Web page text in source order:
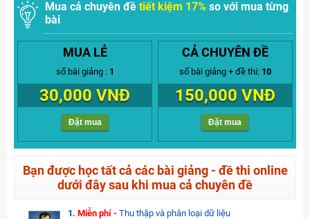
Mua cả chuyên đề tiết kiệm 17% so với mua từng
bài
MUA LẺ
số bài giảng : 1
30,000 VNĐ
Đặt mua
CẢ CHUYÊN ĐỀ
số bài giảng + đề thi: 10
150,000 VNĐ
Đặt mua
Bạn được học tất cả các bài giảng - đề thi online
dưới đây sau khi mua cả chuyên đề
1. Miễn phí - Thu thập và phân loại dữ liệu